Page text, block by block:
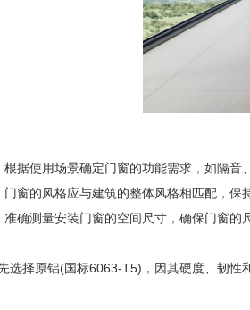
使用场景确定门窗的功能需求，如隔音、
的风格应与建筑的整体风格相匹配，保持
测量安装门窗的空间尺寸，确保门窗的尺
择原铝(国标6063-T5)，因其硬度、韧性和